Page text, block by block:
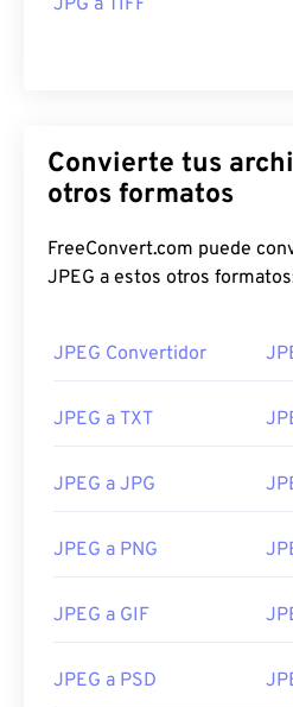
JPG a TIFF
Convierte tus archivos
otros formatos
FreeConvert.com puede
JPEG a estos otros
JPEG Convertidor
JPEG a TXT
JPEG a JPG
JPEG a PNG
JPEG a GIF
JPEG a PSD